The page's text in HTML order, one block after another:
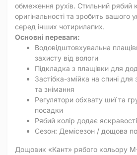
обмеження рухів. Стильний рябий
оригінальності та зробить вашого
серед інших чотирилапих.
Основні переваги:
Водовідштовхувальна
захисту від вологи
Підкладка з плащівки для
Застібка-змійка на спині
та знімання
Регулятори обхвату шиї та
посадки
Рябий колір додає
Сезон: Демісезон / дощова
Дощовик «Кант» рябого кольору